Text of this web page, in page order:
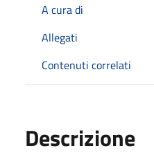
A cura di
Allegati
Contenuti correlati
Descrizione